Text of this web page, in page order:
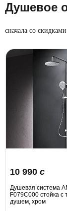
Душевое
сначала со скидками
10 990 c
Душевая система
F079C000 стойка с
душем, хром